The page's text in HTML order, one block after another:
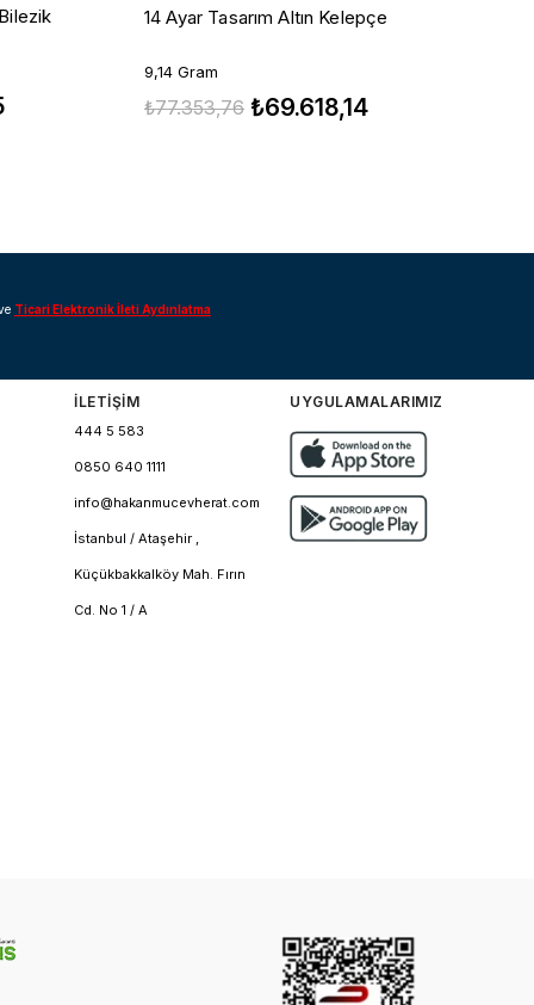
14 Ayar Tasarım Altın Kelepçe
9,14 Gram
₺69.618,14
₺77.353,76
Ticari Elektronik İleti Aydınlatma
İLETİŞİM
444 5 583
0850 640 1111
info@hakanmucevherat.com
İstanbul / Ataşehir ,
Küçükbakkalköy Mah. Fırın
Cd. No 1 / A
UYGULAMALARIMIZ